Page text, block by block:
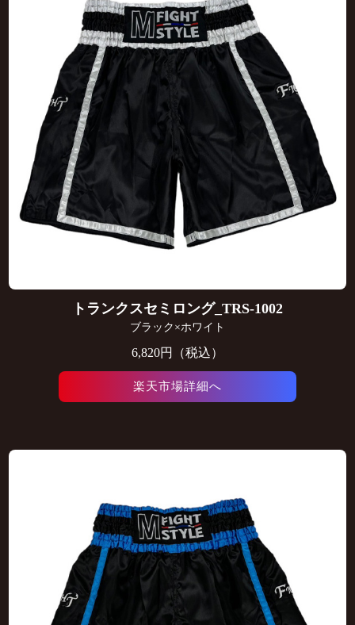
トランクスセミロング_TRS-1002
ブラック×ホワイト
6,820円（税込）
楽天市場詳細へ